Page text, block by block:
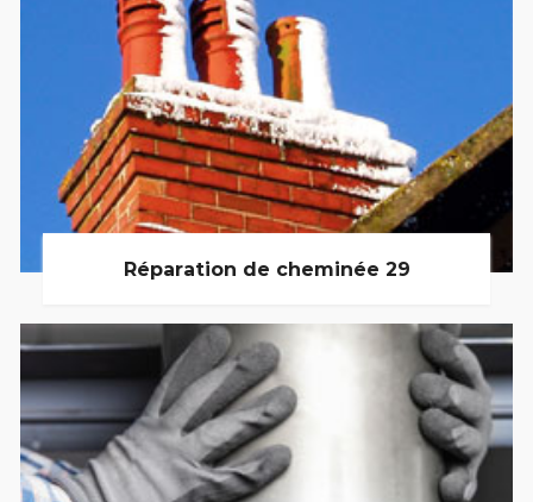
Réparation de cheminée 29